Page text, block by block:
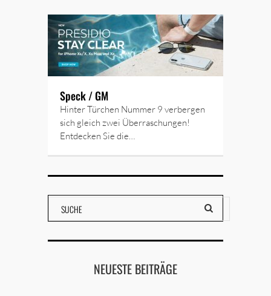
Speck / GM
Hinter Türchen Nummer 9 verbergen
sich gleich zwei Überraschungen!
Entdecken Sie die…
NEUESTE BEITRÄGE